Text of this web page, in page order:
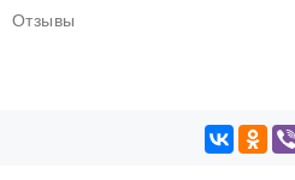
Отзывы